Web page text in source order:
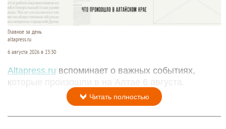
Главное за день
altapress.ru
6 августа 2026 в 23:30
Altapress.ru вспоминает о важных событиях,
которые произошли в на Алтае 6 августа.
Читать полностью